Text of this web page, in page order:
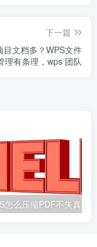
下一篇
目文档多？WPS文件
理有条理，wps 团队